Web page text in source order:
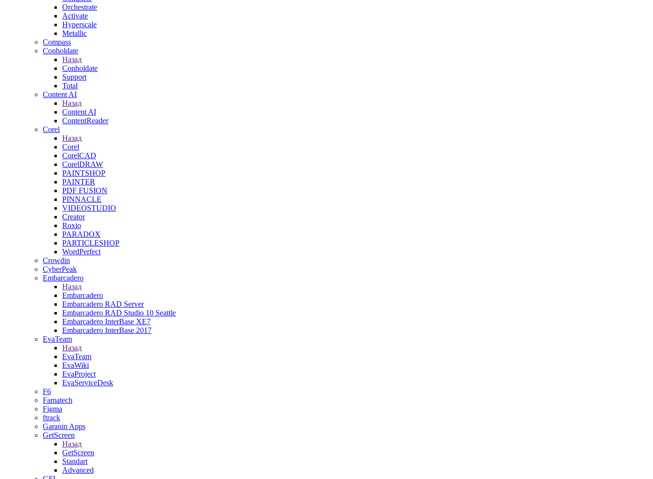
Orchestrate
Activate
Hyperscale
Metallic
Compass
Conholdate
Назад
Conholdate
Support
Total
Content AI
Назад
Content AI
ContentReader
Corel
Назад
Corel
CorelCAD
CorelDRAW
PAINTSHOP
PAINTER
PDF FUSION
PINNACLE
VIDEOSTUDIO
Creator
Roxio
PARADOX
PARTICLESHOP
WordPerfect
Crowdin
CyberPeak
Embarcadero
Назад
Embarcadero
Embarcadero RAD Server
Embarcadero RAD Studio 10 Seattle
Embarcadero InterBase XE7
Embarcadero InterBase 2017
EvaTeam
Назад
EvaTeam
EvaWiki
EvaProject
EvaServiceDesk
F6
Famatech
Figma
ftrack
Garanin Apps
GetScreen
Назад
GetScreen
Standart
Advanced